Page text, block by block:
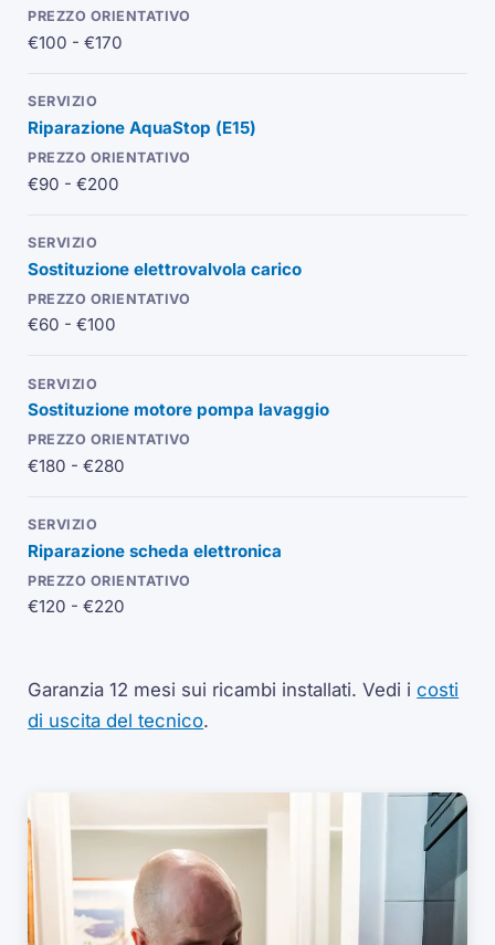
€100 - €170
RiparazioneAquaStop (E15)
€90 - €200
Sostituzioneelettrovalvola carico
€60 - €100
Sostituzione motore pompa lavaggio
€180 - €280
Riparazione scheda elettronica
€120 - €220
Garanzia 12 mesi sui ricambi installati. Vedi icosti
di uscita del tecnico.